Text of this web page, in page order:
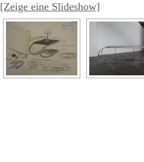
[Zeige eine Slideshow]